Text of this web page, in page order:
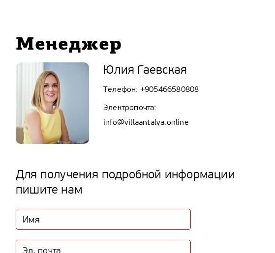
Менеджер
Юлия Гаевская
Телефон: +905466580808
Электропочта:
info@villaantalya.online
Для получения подробной информации
пишите нам